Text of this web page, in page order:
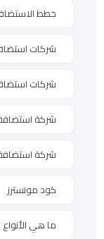
خطط
شركات
شركات
شركة
شركة
كود مونسترز
ما هي